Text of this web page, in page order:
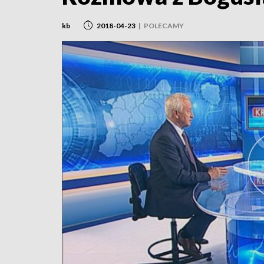
kb 2018-04-23 | POLECAMY